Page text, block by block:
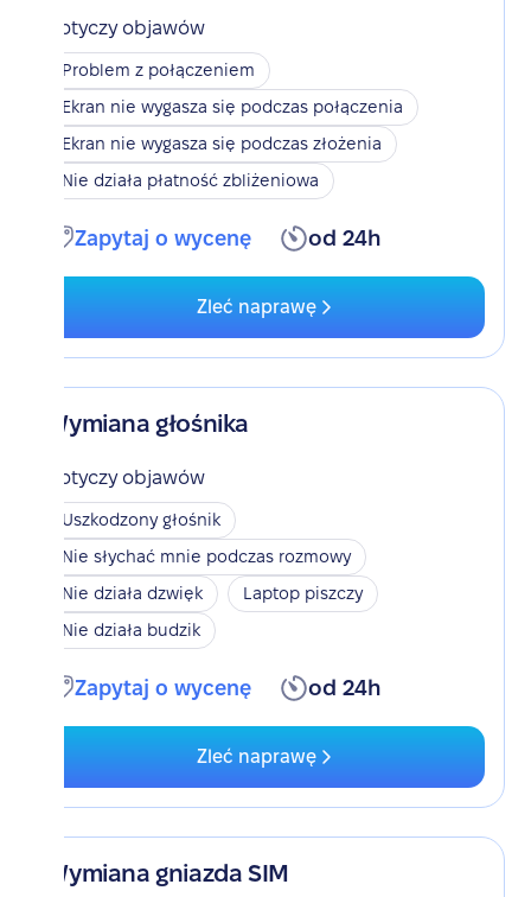
Dotyczy objawów
Problem z połączeniem
Ekran nie wygasza się podczas połączenia
Ekran nie wygasza się podczas złożenia
Nie działa płatność zbliżeniowa
Zapytaj o wycenę od 24h
Zleć naprawę
Wymiana głośnika
Dotyczy objawów
Uszkodzony głośnik
Nie słychać mnie podczas rozmowy
Nie działa dzwięk
Laptop piszczy
Nie działa budzik
Zapytaj o wycenę od 24h
Zleć naprawę
Wymiana gniazda SIM